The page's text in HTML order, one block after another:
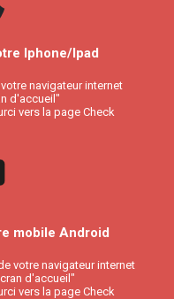
Iphone/Ipad
navigateur internet
d'accueil"
vers la page Check
mobile Android
votre navigateur internet
d'accueil"
vers la page Check